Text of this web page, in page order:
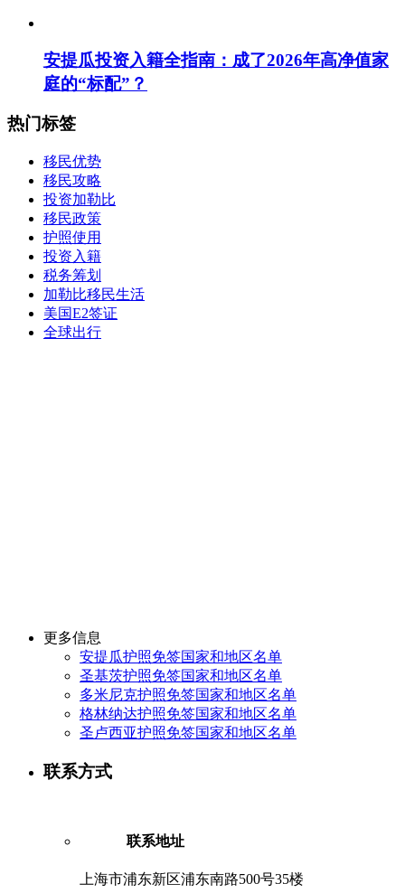
安提瓜投资入籍全指南：成了2026年高净值家
庭的“标配”？
热门标签
移民优势
移民攻略
投资加勒比
移民政策
护照使用
投资入籍
税务筹划
加勒比移民生活
美国E2签证
全球出行
更多信息
安提瓜护照免签国家和地区名单
圣基茨护照免签国家和地区名单
多米尼克护照免签国家和地区名单
格林纳达护照免签国家和地区名单
圣卢西亚护照免签国家和地区名单
联系方式
联系地址
上海市浦东新区浦东南路500号35楼